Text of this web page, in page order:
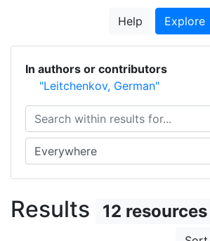
Help Explore
In authors or contributors
"Leitchenkov, German"
Search within results for...
Search in...
Results 12 resources